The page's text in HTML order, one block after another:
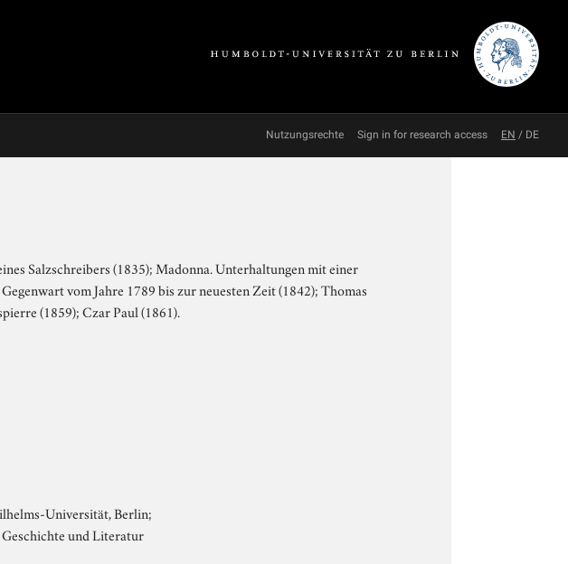
Nutzungsrechte Sign in for research access EN / DE
Salzschreibers (1835); Madonna. Unterhaltungen mit einer
vom Jahre 1789 bis zur neuesten Zeit (1842); Thomas
(1859); Czar Paul (1861).
Universität, Berlin;
und Literatur